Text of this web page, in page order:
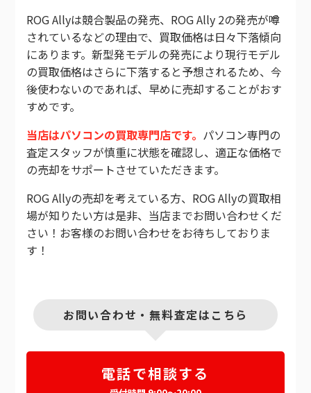
ROG Allyは競合製品の発売、ROG Ally 2の発売が噂
されているなどの理由で、買取価格は日々下落傾向
にあります。新型発モデルの発売により現行モデル
の買取価格はさらに下落すると予想されるため、今
後使わないのであれば、早めに売却することがおす
すめです。
当店はパソコンの買取専門店です。 パソコン専門の
査定スタッフが慎重に状態を確認し、適正な価格で
の売却をサポートさせていただきます。
ROG Allyの売却を考えている方、ROG Allyの買取相
場が知りたい方は是非、当店までお問い合わせくだ
さい！お客様のお問い合わせをお待ちしておりま
す！
お問い合わせ・無料査定はこちら
電話で相談する